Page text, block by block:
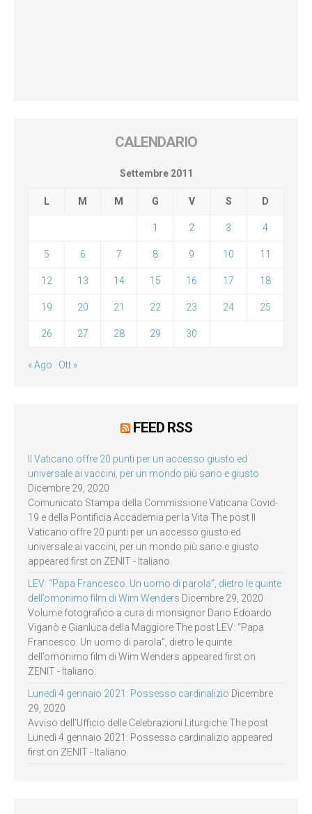
CALENDARIO
Settembre 2011
L M M G V S D
1 2 3 4
5 6 7 8 9 10 11
12 13 14 15 16 17 18
19 20 21 22 23 24 25
26 27 28 29 30
« Ago Ott »
FEED RSS
Il Vaticano offre 20 punti per un accesso giusto ed
universale ai vaccini, per un mondo più sano e giusto
Dicembre 29, 2020
Comunicato Stampa della Commissione Vaticana Covid-
19 e della Pontificia Accademia per la Vita The post Il
Vaticano offre 20 punti per un accesso giusto ed
universale ai vaccini, per un mondo più sano e giusto
appeared first on ZENIT - Italiano.
LEV: “Papa Francesco. Un uomo di parola”, dietro le quinte
dell’omonimo film di Wim Wenders Dicembre 29, 2020
Volume fotografico a cura di monsignor Dario Edoardo
Viganò e Gianluca della Maggiore The post LEV: “Papa
Francesco. Un uomo di parola”, dietro le quinte
dell’omonimo film di Wim Wenders appeared first on
ZENIT - Italiano.
Lunedì 4 gennaio 2021: Possesso cardinalizio Dicembre
29, 2020
Avviso dell’Ufficio delle Celebrazioni Liturgiche The post
Lunedì 4 gennaio 2021: Possesso cardinalizio appeared
first on ZENIT - Italiano.